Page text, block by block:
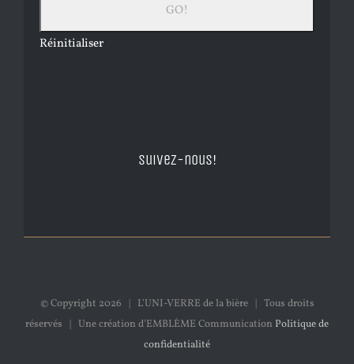
Réinitialiser
Suivez-nous!
© Copyright 2026 | L'UNI-VERRE de la bière | Tous droits
réservés | Une création d'EMBLÈME Communication Politique de
confidentialité